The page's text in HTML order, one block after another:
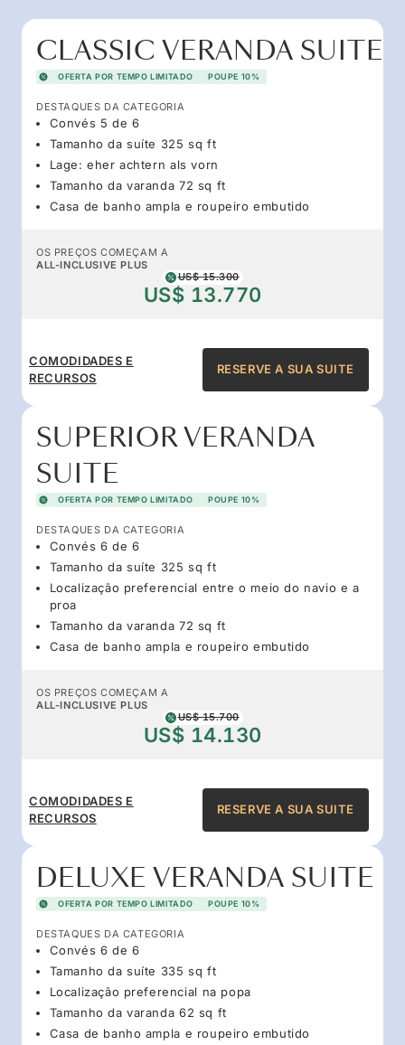
CLASSIC VERANDA SUITE
OFERTA POR TEMPO LIMITADO POUPE 10%
DESTAQUES DA CATEGORIA
Convés 5 de 6
Tamanho da suíte 325 sq ft
Lage: eher achtern als vorn
Tamanho da varanda 72 sq ft
Casa de banho ampla e roupeiro embutido
OS PREÇOS COMEÇAM A
ALL-INCLUSIVE PLUS
US$ 15.300
US$ 13.770
COMODIDADES E
RECURSOS
RESERVE A SUA SUITE
SUPERIOR VERANDA
SUITE
OFERTA POR TEMPO LIMITADO POUPE 10%
DESTAQUES DA CATEGORIA
Convés 6 de 6
Tamanho da suíte 325 sq ft
Localização preferencial entre o meio do navio e a
proa
Tamanho da varanda 72 sq ft
Casa de banho ampla e roupeiro embutido
OS PREÇOS COMEÇAM A
ALL-INCLUSIVE PLUS
US$ 15.700
US$ 14.130
COMODIDADES E
RECURSOS
RESERVE A SUA SUITE
DELUXE VERANDA SUITE
OFERTA POR TEMPO LIMITADO POUPE 10%
DESTAQUES DA CATEGORIA
Convés 6 de 6
Tamanho da suíte 335 sq ft
Localização preferencial na popa
Tamanho da varanda 62 sq ft
Casa de banho ampla e roupeiro embutido